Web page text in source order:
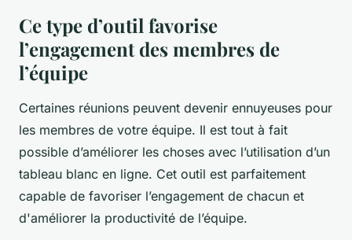
Ce type d’outil favorise
l’engagement des membres de
l’équipe
Certaines réunions peuvent devenir ennuyeuses pour
les membres de votre équipe. Il est tout à fait
possible d’améliorer les choses avec l’utilisation d’un
tableau blanc en ligne. Cet outil est parfaitement
capable de favoriser l’engagement de chacun et
d'améliorer la productivité de l’équipe.